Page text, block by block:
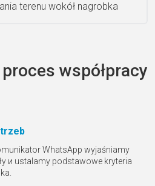
terenu wokół nagrobka
współpracy
WhatsApp wyjaśniamy
и ustalamy podstawowe kryteria